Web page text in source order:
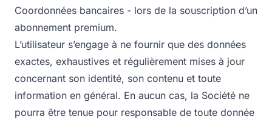
Coordonnées bancaires - lors de la souscription d’un
abonnement premium.
L’utilisateur s’engage à ne fournir que des données
exactes, exhaustives et régulièrement mises à jour
concernant son identité, son contenu et toute
information en général. En aucun cas, la Société ne
pourra être tenue pour responsable de toute donnée